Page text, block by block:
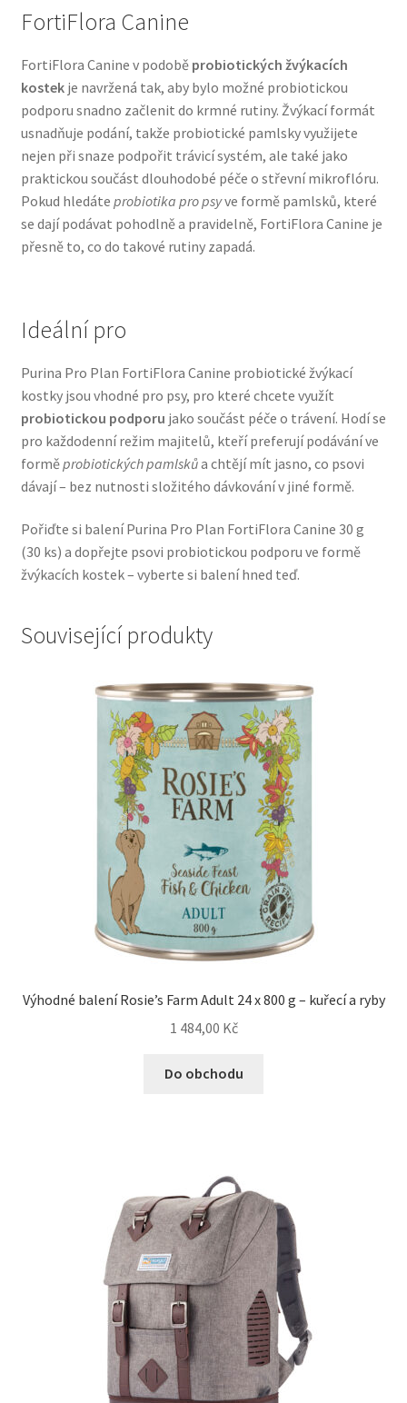
Ortopedické pelíšky
Přepravky pro psy
Purizon pro psy — Vysoký obsah masa, bez obilovin
Royal Canin pro psy
Veterinární dieta pro psy
Vodítka a obojky
FortiFlora Canine
FortiFlora Canine v podobě probiotických žvýkacích
kostekje navržená tak, aby bylo možné probiotickou
podporu snadno začlenit do krmné rutiny. Žvýkací formát
usnadňuje podání, takže probiotické pamlsky využijete
nejen při snaze podpořit trávicí systém, ale také jako
praktickou součást dlouhodobé péče o střevní mikroflóru.
Pokud hledáte probiotika pro psyve formě pamlsků, které
se dají podávat pohodlně a pravidelně, FortiFlora Canine je
přesně to, co do takové rutiny zapadá.
Ideální pro
Purina Pro Plan FortiFlora Canine probiotické žvýkací
kostky jsou vhodné pro psy, pro které chcete využít
probiotickou podporu jako součást péče o trávení. Hodí se
pro každodenní režim majitelů, kteří preferují podávání ve
forměprobiotických pamlskůa chtějí mít jasno, co psovi
dávají – bez nutnosti složitého dávkování v jiné formě.
Pořiďte si balení Purina Pro Plan FortiFlora Canine 30 g
(30 ks) a dopřejte psovi probiotickou podporu ve formě
žvýkacích kostek – vyberte si balení hned teď.
Související produkty
Výhodné balení Rosie’s Farm Adult 24 x 800 g – kuřecí a ryby
1 484,00 Kč
Do obchodu